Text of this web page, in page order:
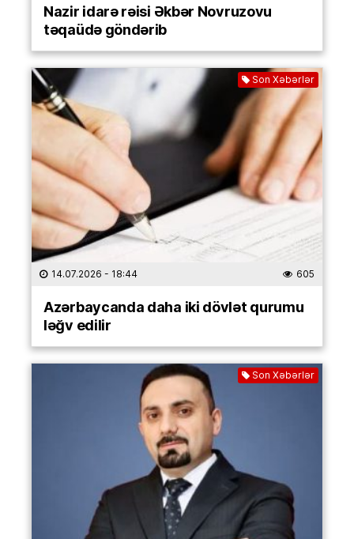
Nazir idarə rəisi Əkbər Novruzovu
təqaüdə göndərib
Son Xəbərlər
14.07.2026 - 18:44 605
Azərbaycanda daha iki dövlət qurumu
ləğv edilir
Son Xəbərlər